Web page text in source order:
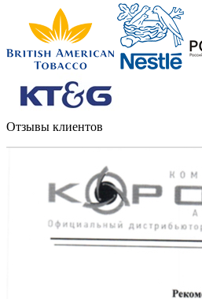
Отзывы клиентов